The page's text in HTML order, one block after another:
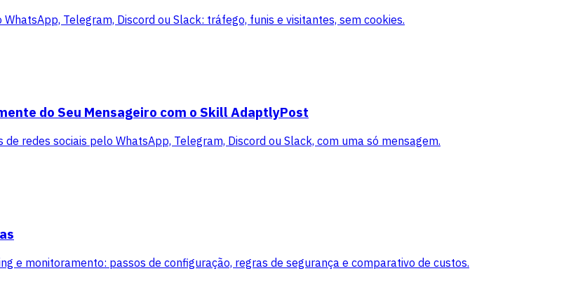
Telegram, Discord ou Slack: tráfego, funis e visitantes, sem cookies.
do Seu Mensageiro com o Skill AdaptlyPost
redes sociais pelo WhatsApp, Telegram, Discord ou Slack, com uma só mensagem.
e monitoramento: passos de configuração, regras de segurança e comparativo de custos.